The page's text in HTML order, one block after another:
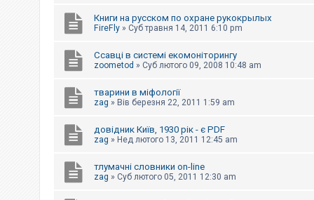
Книги на русском по охране рукокрылых
FireFly » Суб травня 14, 2011 6:10 pm
Ссавці в системі екомоніторингу
zoometod » Суб лютого 09, 2008 10:48 am
тварини в міфології
zag » Вів березня 22, 2011 1:59 am
довідник Київ, 1930 рік - є PDF
zag » Нед лютого 13, 2011 12:45 am
тлумачні словники on-line
zag » Суб лютого 05, 2011 12:30 am